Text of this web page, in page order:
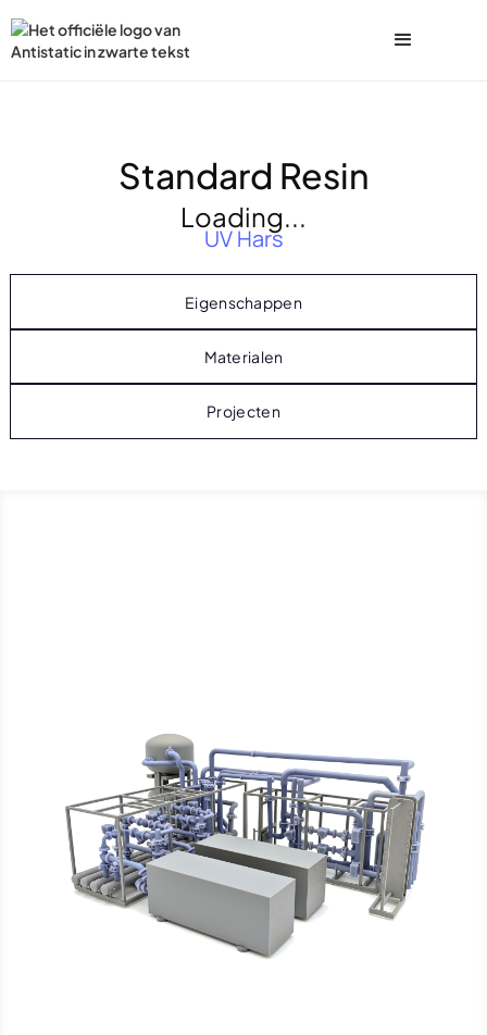
Standard Resin
Loading...
UV Hars
Eigenschappen
Materialen
Projecten